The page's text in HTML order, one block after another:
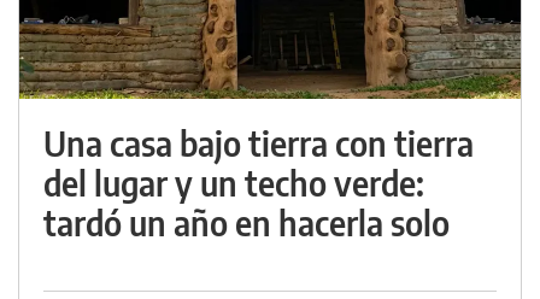
Una casa bajo tierra con tierra
del lugar y un techo verde:
tardó un año en hacerla solo